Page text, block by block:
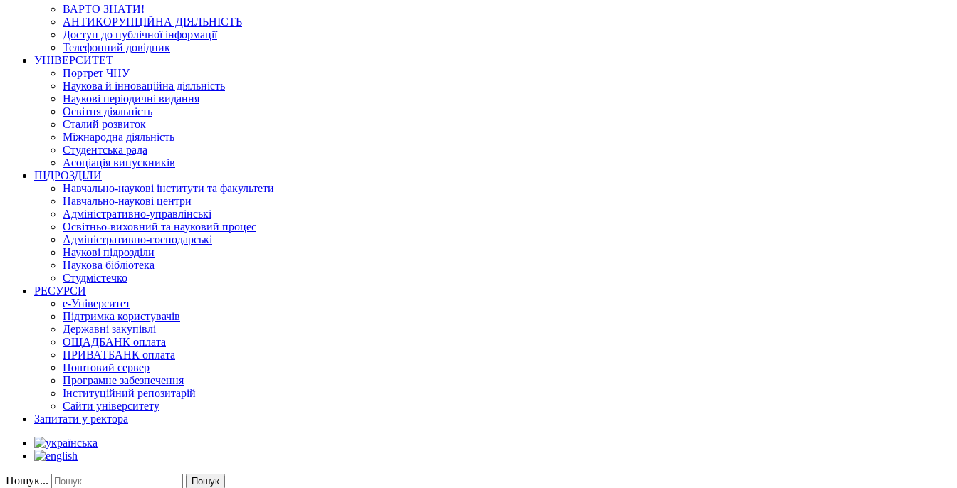
ВАРТО ЗНАТИ!
АНТИКОРУПЦІЙНА ДІЯЛЬНІСТЬ
Доступ до публічної інформації
Телефонний довідник
УНІВЕРСИТЕТ
Портрет ЧНУ
Наукова й інноваційна діяльність
Наукові періодичні видання
Освітня діяльність
Сталий розвиток
Міжнародна діяльність
Студентська рада
Асоціація випускників
ПІДРОЗДІЛИ
Навчально-наукові інститути та факультети
Навчально-наукові центри
Адміністративно-управлінські
Освітньо-виховний та науковий процес
Адміністративно-господарські
Наукові підрозділи
Наукова бібліотека
Студмістечко
РЕСУРСИ
е-Університет
Підтримка користувачів
Державні закупівлі
ОЩАДБАНК оплата
ПРИВАТБАНК оплата
Поштовий сервер
Програмне забезпечення
Інституційний репозитарій
Сайти університету
Запитати у ректора
Пошук... Пошук